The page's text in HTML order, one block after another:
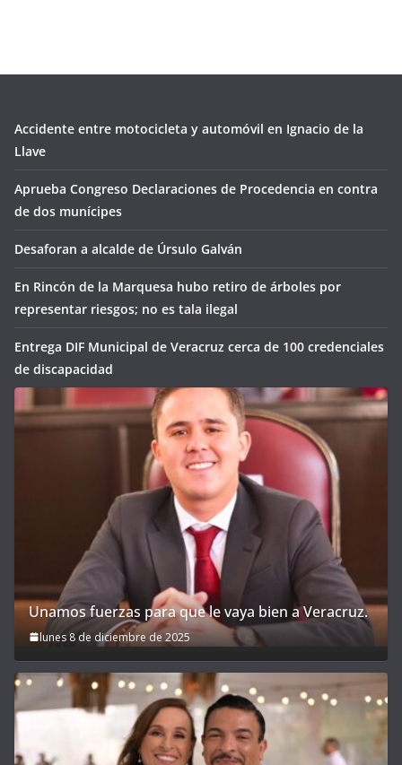
Accidente entre motocicleta y automóvil en Ignacio de la
Llave
Aprueba Congreso Declaraciones de Procedencia en contra
de dos munícipes
Desaforan a alcalde de Úrsulo Galván
En Rincón de la Marquesa hubo retiro de árboles por
representar riesgos; no es tala ilegal
Entrega DIF Municipal de Veracruz cerca de 100 credenciales
de discapacidad
Unamos fuerzas para que le vaya bien a Veracruz.
lunes 8 de diciembre de 2025